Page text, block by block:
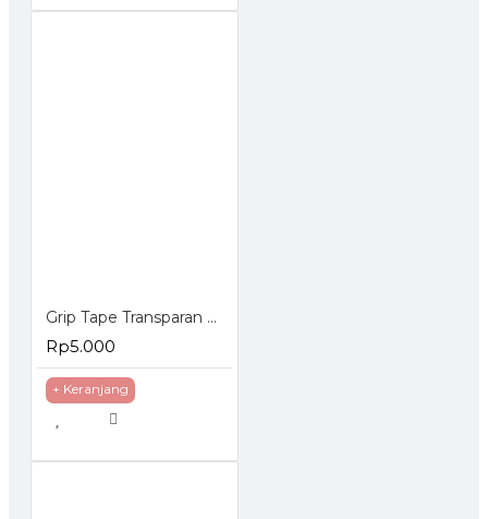
Grip Tape Transparan Washable Reuse Ivy Isolasi 3 cm x 1 Meter
Rp5.000
+ Keranjang